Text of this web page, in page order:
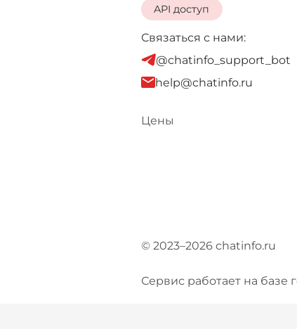
API доступ
Связаться с нами:
@chatinfo_support_bot
help@chatinfo.ru
Цены
© 2023–2026 chatinfo.ru
Сервис работает на базе